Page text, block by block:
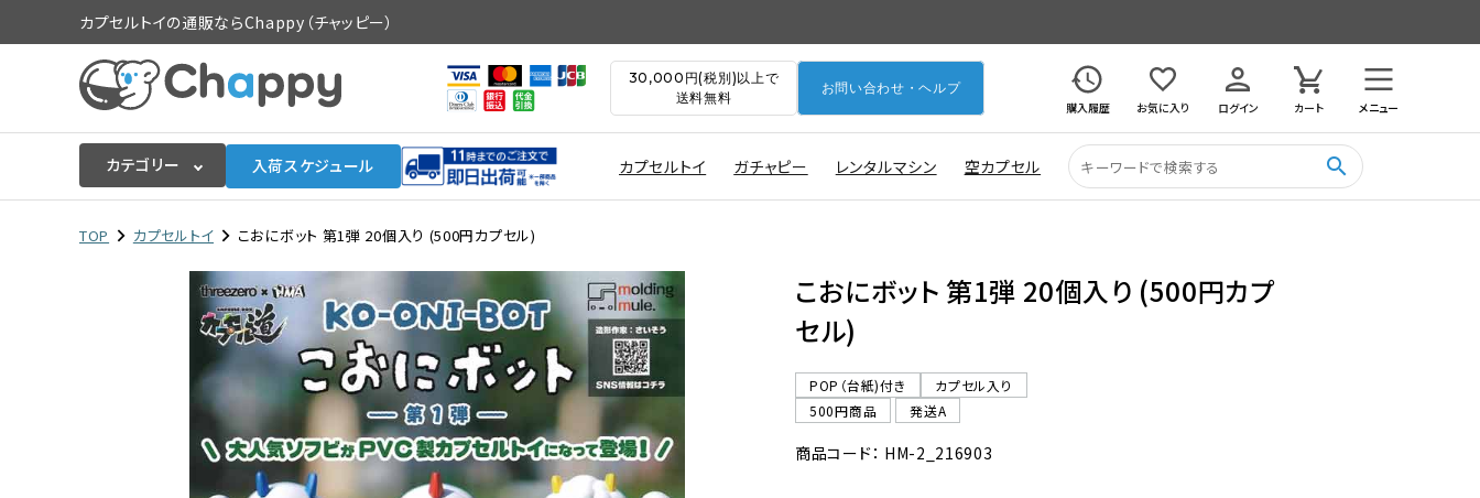
カプセルトイの通販ならChappy（チャッピー）
30,000円(税別)以上で
送料無料
お問い合わせ・ヘルプ
購入履歴
お気に入り ログイン カート メニュー
カテゴリー 入荷スケジュール カプセルトイ ガチャピー レンタルマシン 空カプセル search
ログイン 会員登録
入荷スケジュールをチェック
カプセルトイマシン本体
TOP カプセルトイ こおにボット 第1弾 20個入り (500円カプセル)
こおにボット 第1弾 20個入り (500円カプ
セル)
POP（台紙)付き
カプセル入り
500円商品
発送A
商品コード： HM-2_216903